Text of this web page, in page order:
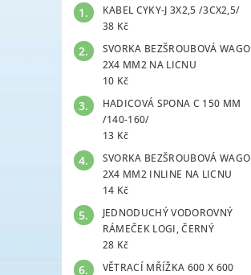
KABEL CYKY-J 3X2,5 /3CX2,5/
38 Kč
SVORKA BEZŠROUBOVÁ WAGO
2X4 MM2 NA LICNU
10 Kč
HADICOVÁ SPONA C 150 MM
/140-160/
13 Kč
SVORKA BEZŠROUBOVÁ WAGO
2X4 MM2 INLINE NA LICNU
14 Kč
JEDNODUCHÝ VODOROVNÝ
RÁMEČEK LOGI, ČERNÝ
28 Kč
VĚTRACÍ MŘÍŽKA 600 X 600